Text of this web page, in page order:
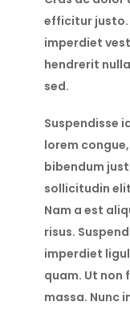
efficitur justo.
imperdiet
hendrerit
sed.
Suspendisse
lorem
bibendum
sollicitudin
Nam a est
risus.
imperdiet
quam. Ut non
massa. Nunc